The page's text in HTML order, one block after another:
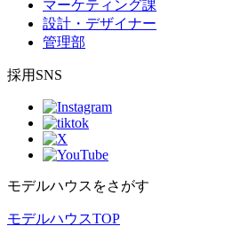
マーケティング課
設計・デザイナー
管理部
採用SNS
モデルハウスをさがす
モデルハウスTOP